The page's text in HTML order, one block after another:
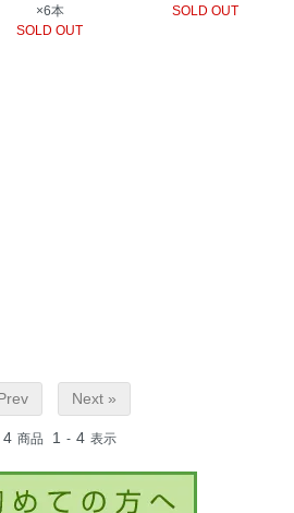
×6本
SOLD OUT
SOLD OUT
Next »
4 商品 1 - 4 表示